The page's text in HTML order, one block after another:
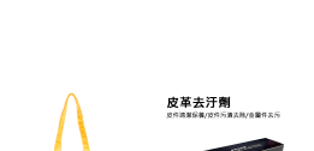
用戶於交易時，得透過本服務購買商品或服務
款買賣價金債權讓與本公司後，依約使用本公
2.基於同意付款使用「大哥付你分期」之契約關
付款後萊爾富取貨
每筆NT$100，滿NT$700(含以上)免運費